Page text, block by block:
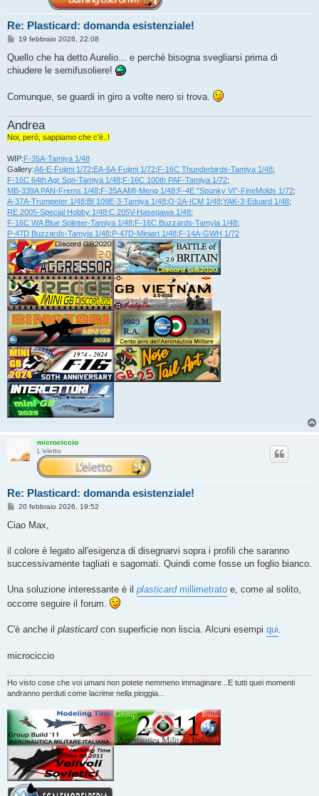
Re: Plasticard: domanda esistenziale!
M
s
a
i
19 febbraio 2026, 22:08
Quello che ha detto Aurelio... e perché bisogna svegliarsi prima di
chiudere le semifusoliere!
Comunque, se guardi in giro a volte nero si trova.
Andrea
Noi, però, sappiamo che c'è..!
WIP:F-35A-Tamiya 1/48
Gallery:A6-E-Fujimi 1/72;EA-6A-Fujimi 1/72;F-16C Thunderbirds-Tamiya 1/48;
F-16C 64th Agr Sqn-Tamiya 1/48;F-16C 100th PAF-Tamiya 1/72;
MB-339A PAN-Frems 1/48;F-35A AMI-Meng 1/48;F-4E "Spunky VI"-FineMolds 1/72;
A-37A-Trumpeter 1/48;Bf 109E-3-Tamiya 1/48;O-2A-ICM 1/48;YAK-3-Eduard 1/48;
RE.2005-Special Hobby 1/48;C.205V-Hasegawa 1/48;
F-16C WA Blue Splinter-Tamiya 1/48;F-16C Buzzards-Tamyia 1/48;
P-47D Buzzards-Tamyia 1/48;P-47D-Miniart 1/48;F-14A-GWH 1/72
microciccio
L'eletto
Re: Plasticard: domanda esistenziale!
M
s
g
i
20 febbraio 2026, 19:52
Ciao Max,
il colore è legato all'esigenza di disegnarvi sopra i profili che saranno
successivamente tagliati e sagomati. Quindi come fosse un foglio bianco.
Una soluzione interessante è il plasticardmillimetrato e, come al solito,
occorre seguire il forum.
C'è anche il plasticardcon superficie non liscia. Alcuni esempi qui.
microciccio
Ho visto cose che voi umani non potete nemmeno immaginare...E tutti quei momenti
andranno perduti come lacrime nella pioggia...